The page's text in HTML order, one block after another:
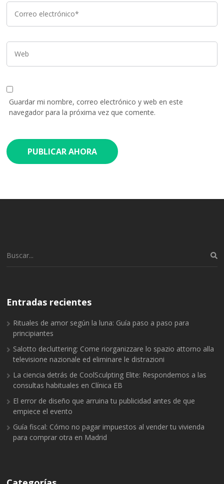
Guardar mi nombre, correo electrónico y web en este
navegador para la próxima vez que comente.
Buscar:
Entradas recientes
Rituales de amor según la luna: Guía paso a paso para
principiantes
Salotto decluttering: Come riorganizzare lo spazio attorno alla
televisione nazionale ed eliminare le distrazioni
La ciencia detrás de CoolSculpting Elite: Respondemos a las
consultas habituales en Clínica EB
El error de diseño que arruina tu publicidad antes de que
empiece el evento
Guía fiscal: Cómo no pagar impuestos al vender tu vivienda
para comprar otra en Madrid